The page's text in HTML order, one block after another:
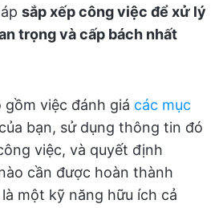
sắp xếp công việc để xử lý
trọng và cấp bách nhất
gồm việc đánh giá các mục
của bạn, sử dụng thông tin đó
việc, và quyết định
cần được hoàn thành
một kỹ năng hữu ích cả